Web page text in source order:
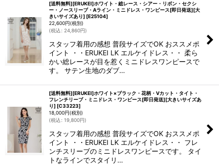
[送料無料][ERUKEI]ホワイト・総レース・シアー・リボン・セクシ
ー・ノースリーブ・Aライン・ミニドレス・ワンピース[即日発送][大
きいサイズあり] [E25104]
22,600円(税別)
(税込 : 24,860円)
スタッフ着用の感想 普段サイズでOK おススメポ
イント ・・ERUKEI LK エルケイドレス・・ 柔ら
かい総レースが目を惹くミニドレスワンピースで
す。 サテン生地のダブ…
[送料無料][ERUKEI]ホワイト×ブラック・花柄・Vカット・タイト・
フレンチリーブ・ミニドレス・ワンピース[即日発送][大きいサイズあ
り] [C33223]
18,000円(税別)
(税込 : 19,800円)
スタッフ着用の感想 普段サイズでOK おススメポ
イント ・・ERUKEI LK エルケイドレス・・ フレ
ンチスリーブのミニドレスワンピースです。 タイ
トなラインでスタイリ…